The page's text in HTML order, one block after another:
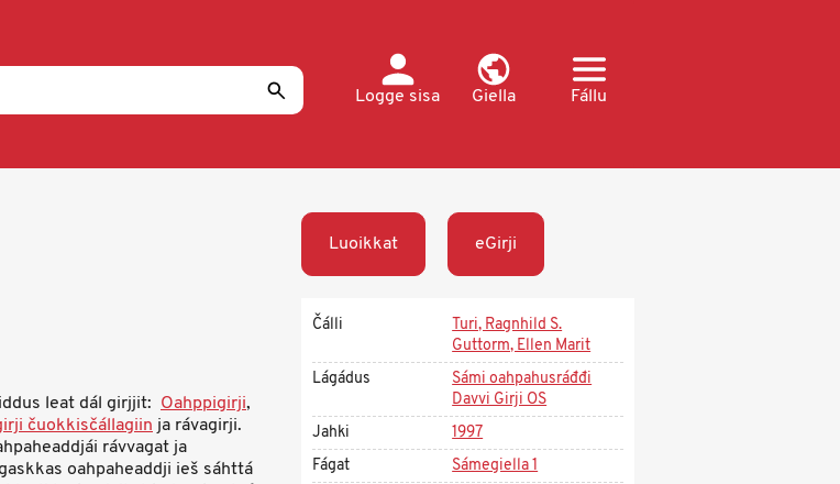
Logge sisa
Giella Fállu
leat dál girjjit: Oahppigirji,
čuokkisčállagiin ja rávagirji.
rávvagat ja
oahpaheaddji ieš sáhttá
Luoikkat eGirji
Čálli
Turi, Ragnhild S.
Guttorm, Ellen Marit
Lágádus
Sámi oahpahusráđđi
Davvi Girji OS
Jahki
1997
Fágat
Sámegiella 1